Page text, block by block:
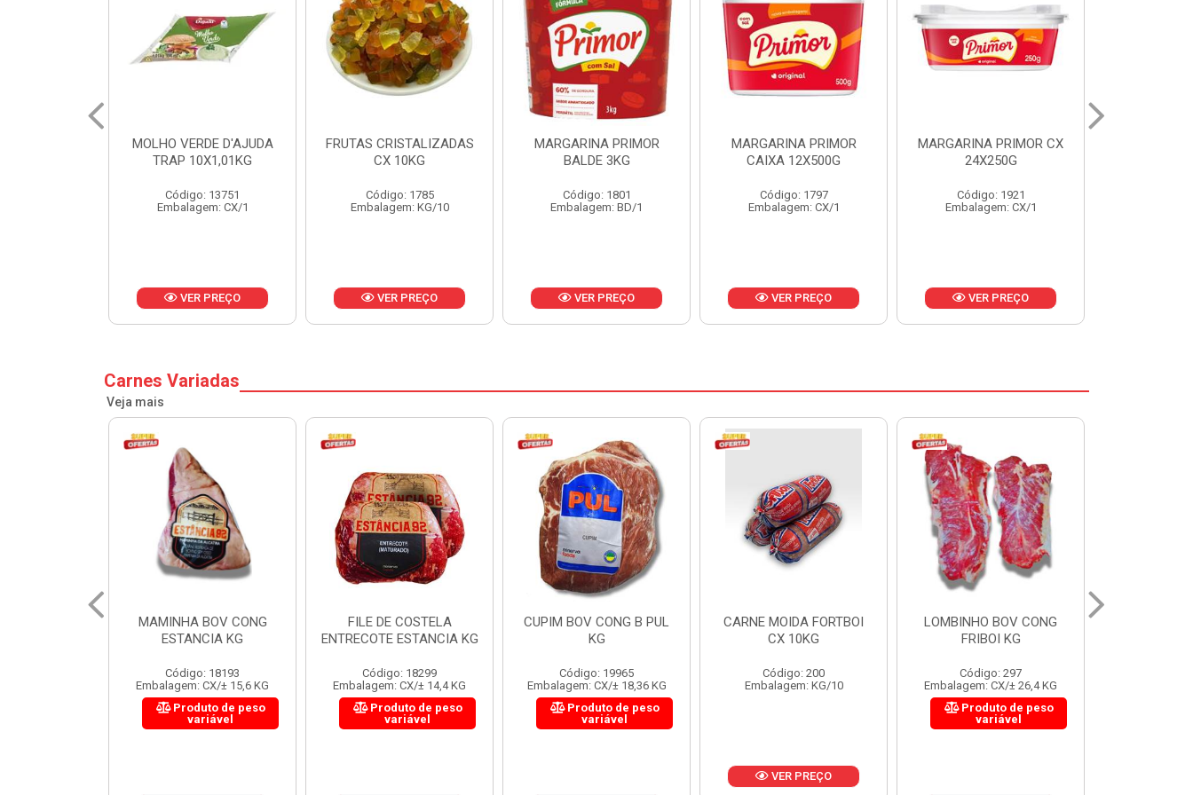
FRUTAS CRISTALIZADAS
CX 10KG
Código: 1785
Embalagem: KG/10
VER PREÇO
MARGARINA PRIMOR
BALDE 3KG
Código: 1801
Embalagem: BD/1
VER PREÇO
MARGARINA PRIMOR
CAIXA 12X500G
Código: 1797
Embalagem: CX/1
VER PREÇO
MARGARINA PRIMOR CX
24X250G
Código: 1921
Embalagem: CX/1
VER PREÇO
MARGARINA DELICIA
CAIXA 24X250G
Código: 6958
Embalagem: CX/1
VER PREÇO
Carnes Variadas
Veja mais
FILE DE COSTELA
ENTRECOTE ESTANCIA KG
Código: 18299
Embalagem: CX/± 14,4 KG
Produto de peso
variável
CUPIM BOV CONG B PUL
KG
Código: 19965
Embalagem: CX/± 18,36 KG
Produto de peso
variável
CARNE MOIDA FORTBOI
CX 10KG
Código: 200
Embalagem: KG/10
LOMBINHO BOV CONG
FRIBOI KG
Código: 297
Embalagem: CX/± 26,4 KG
FIGADO BOV CONG FRIBOI
KG
Código: 222
Embalagem: CX/± 30,12 KG
Produto de peso
variável